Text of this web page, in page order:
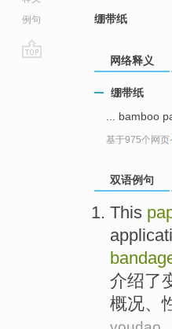
例句
绷带纸
网络释义
绷带纸
... bamboo
基于975个网页-
双语例句
This
介绍了
概况、